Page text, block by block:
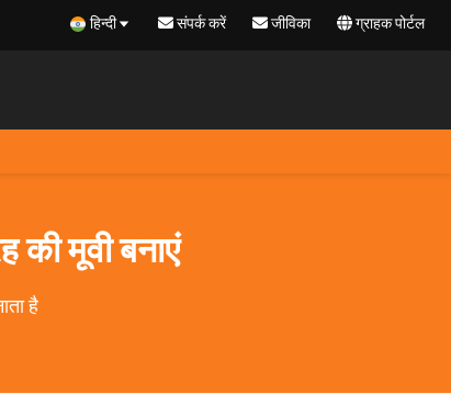
हिन्दी संपर्क करें जीविका ग्राहक पोर्टल
मूवी बनाएं
है